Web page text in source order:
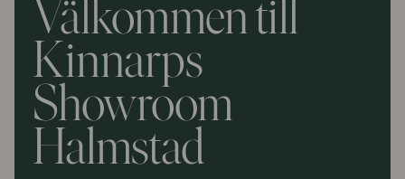
Välkommen till
Kinnarps
Showroom
Halmstad